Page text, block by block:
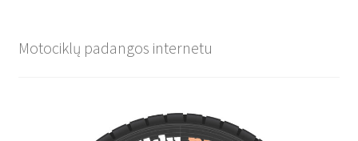
Motociklų padangos internetu